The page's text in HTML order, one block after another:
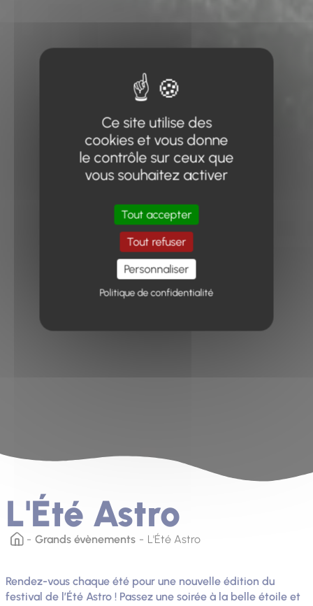
L'Été Astro
Grands évènements L'Été Astro
Rendez-vous chaque été pour une nouvelle édition du
festival de l’Été Astro ! Passez une soirée à la belle étoile et
Ce site utilise des
cookies et vous donne
le contrôle sur ceux que
vous souhaitez activer
Tout accepter
Tout refuser
Personnaliser
Politique de confidentialité